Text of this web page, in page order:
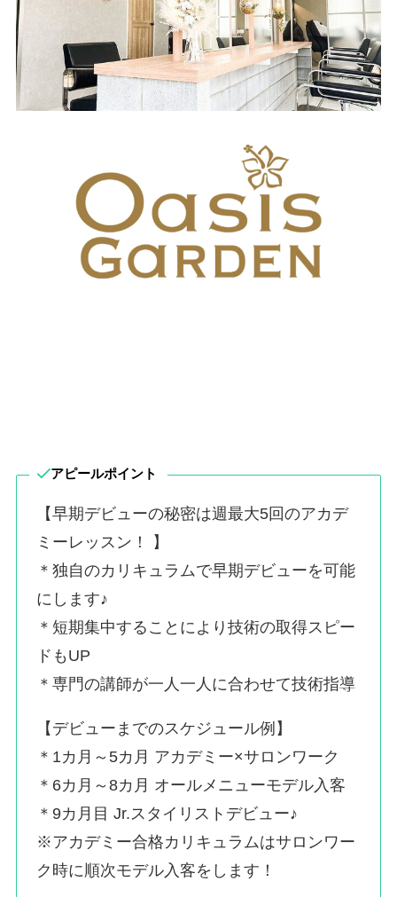
アピールポイント
【早期デビューの秘密は週最大5回のアカデ
ミーレッスン！ 】
＊独自のカリキュラムで早期デビューを可能
にします♪
＊短期集中することにより技術の取得スピー
ドもUP
＊専門の講師が一人一人に合わせて技術指導
【デビューまでのスケジュール例】
＊1カ月～5カ月 アカデミー×サロンワーク
＊6カ月～8カ月 オールメニューモデル入客
＊9カ月目 Jr.スタイリストデビュー♪
※アカデミー合格カリキュラムはサロンワー
ク時に順次モデル入客をします！